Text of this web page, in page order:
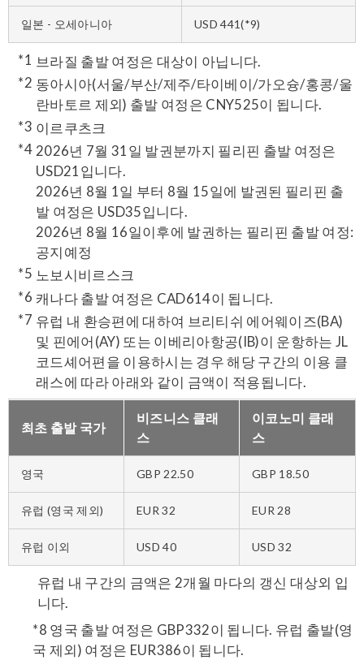
일본 - 오세아니아 USD 441(*9)
브라질 출발 여정은 대상이 아닙니다.
동아시아(서울/부산/제주/타이베이/가오슝/홍콩/울
란바토르 제외) 출발 여정은 CNY525이 됩니다.
이르쿠츠크
2026년 7월 31일 발권분까지 필리핀 출발 여정은
USD21입니다.
2026년 8월 1일 부터 8월 15일에 발권된 필리핀 출
발 여정은 USD35입니다.
2026년 8월 16일이후에 발권하는 필리핀 출발 여정:
공지예정
노보시비르스크
캐나다 출발 여정은 CAD614이 됩니다.
유럽 내 환승편에 대하여 브리티쉬 에어웨이즈(BA)
및 핀에어(AY) 또는 이베리아항공(IB)이 운항하는 JL
코드셰어편을 이용하시는 경우 해당 구간의 이용 클
래스에 따라 아래와 같이 금액이 적용됩니다.
최초 출발 국가
비즈니스 클래
스
이코노미 클래
스
영국 GBP 22.50 GBP 18.50
유럽 (영국 제외) EUR 32 EUR 28
유럽 이외 USD 40 USD 32
유럽 내 구간의 금액은 2개월 마다의 갱신 대상외 입
니다.
*8 영국 출발 여정은 GBP332이 됩니다. 유럽 출발(영
국 제외) 여정은 EUR386이 됩니다.